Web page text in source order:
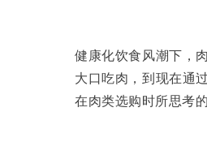
健康化饮食风潮下，
大口吃肉，到现在通
在肉类选购时所思考